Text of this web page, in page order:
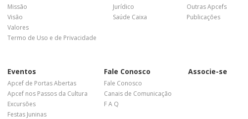
Missão
Visão
Valores
Termo de Uso e de Privacidade
Jurídico
Saúde Caixa
Outras Apcefs
Publicações
Eventos
Apcef de Portas Abertas
Apcef nos Passos da Cultura
Excursões
Festas Juninas
Fale Conosco
Fale Conosco
Canais de Comunicação
F A Q
Associe-se